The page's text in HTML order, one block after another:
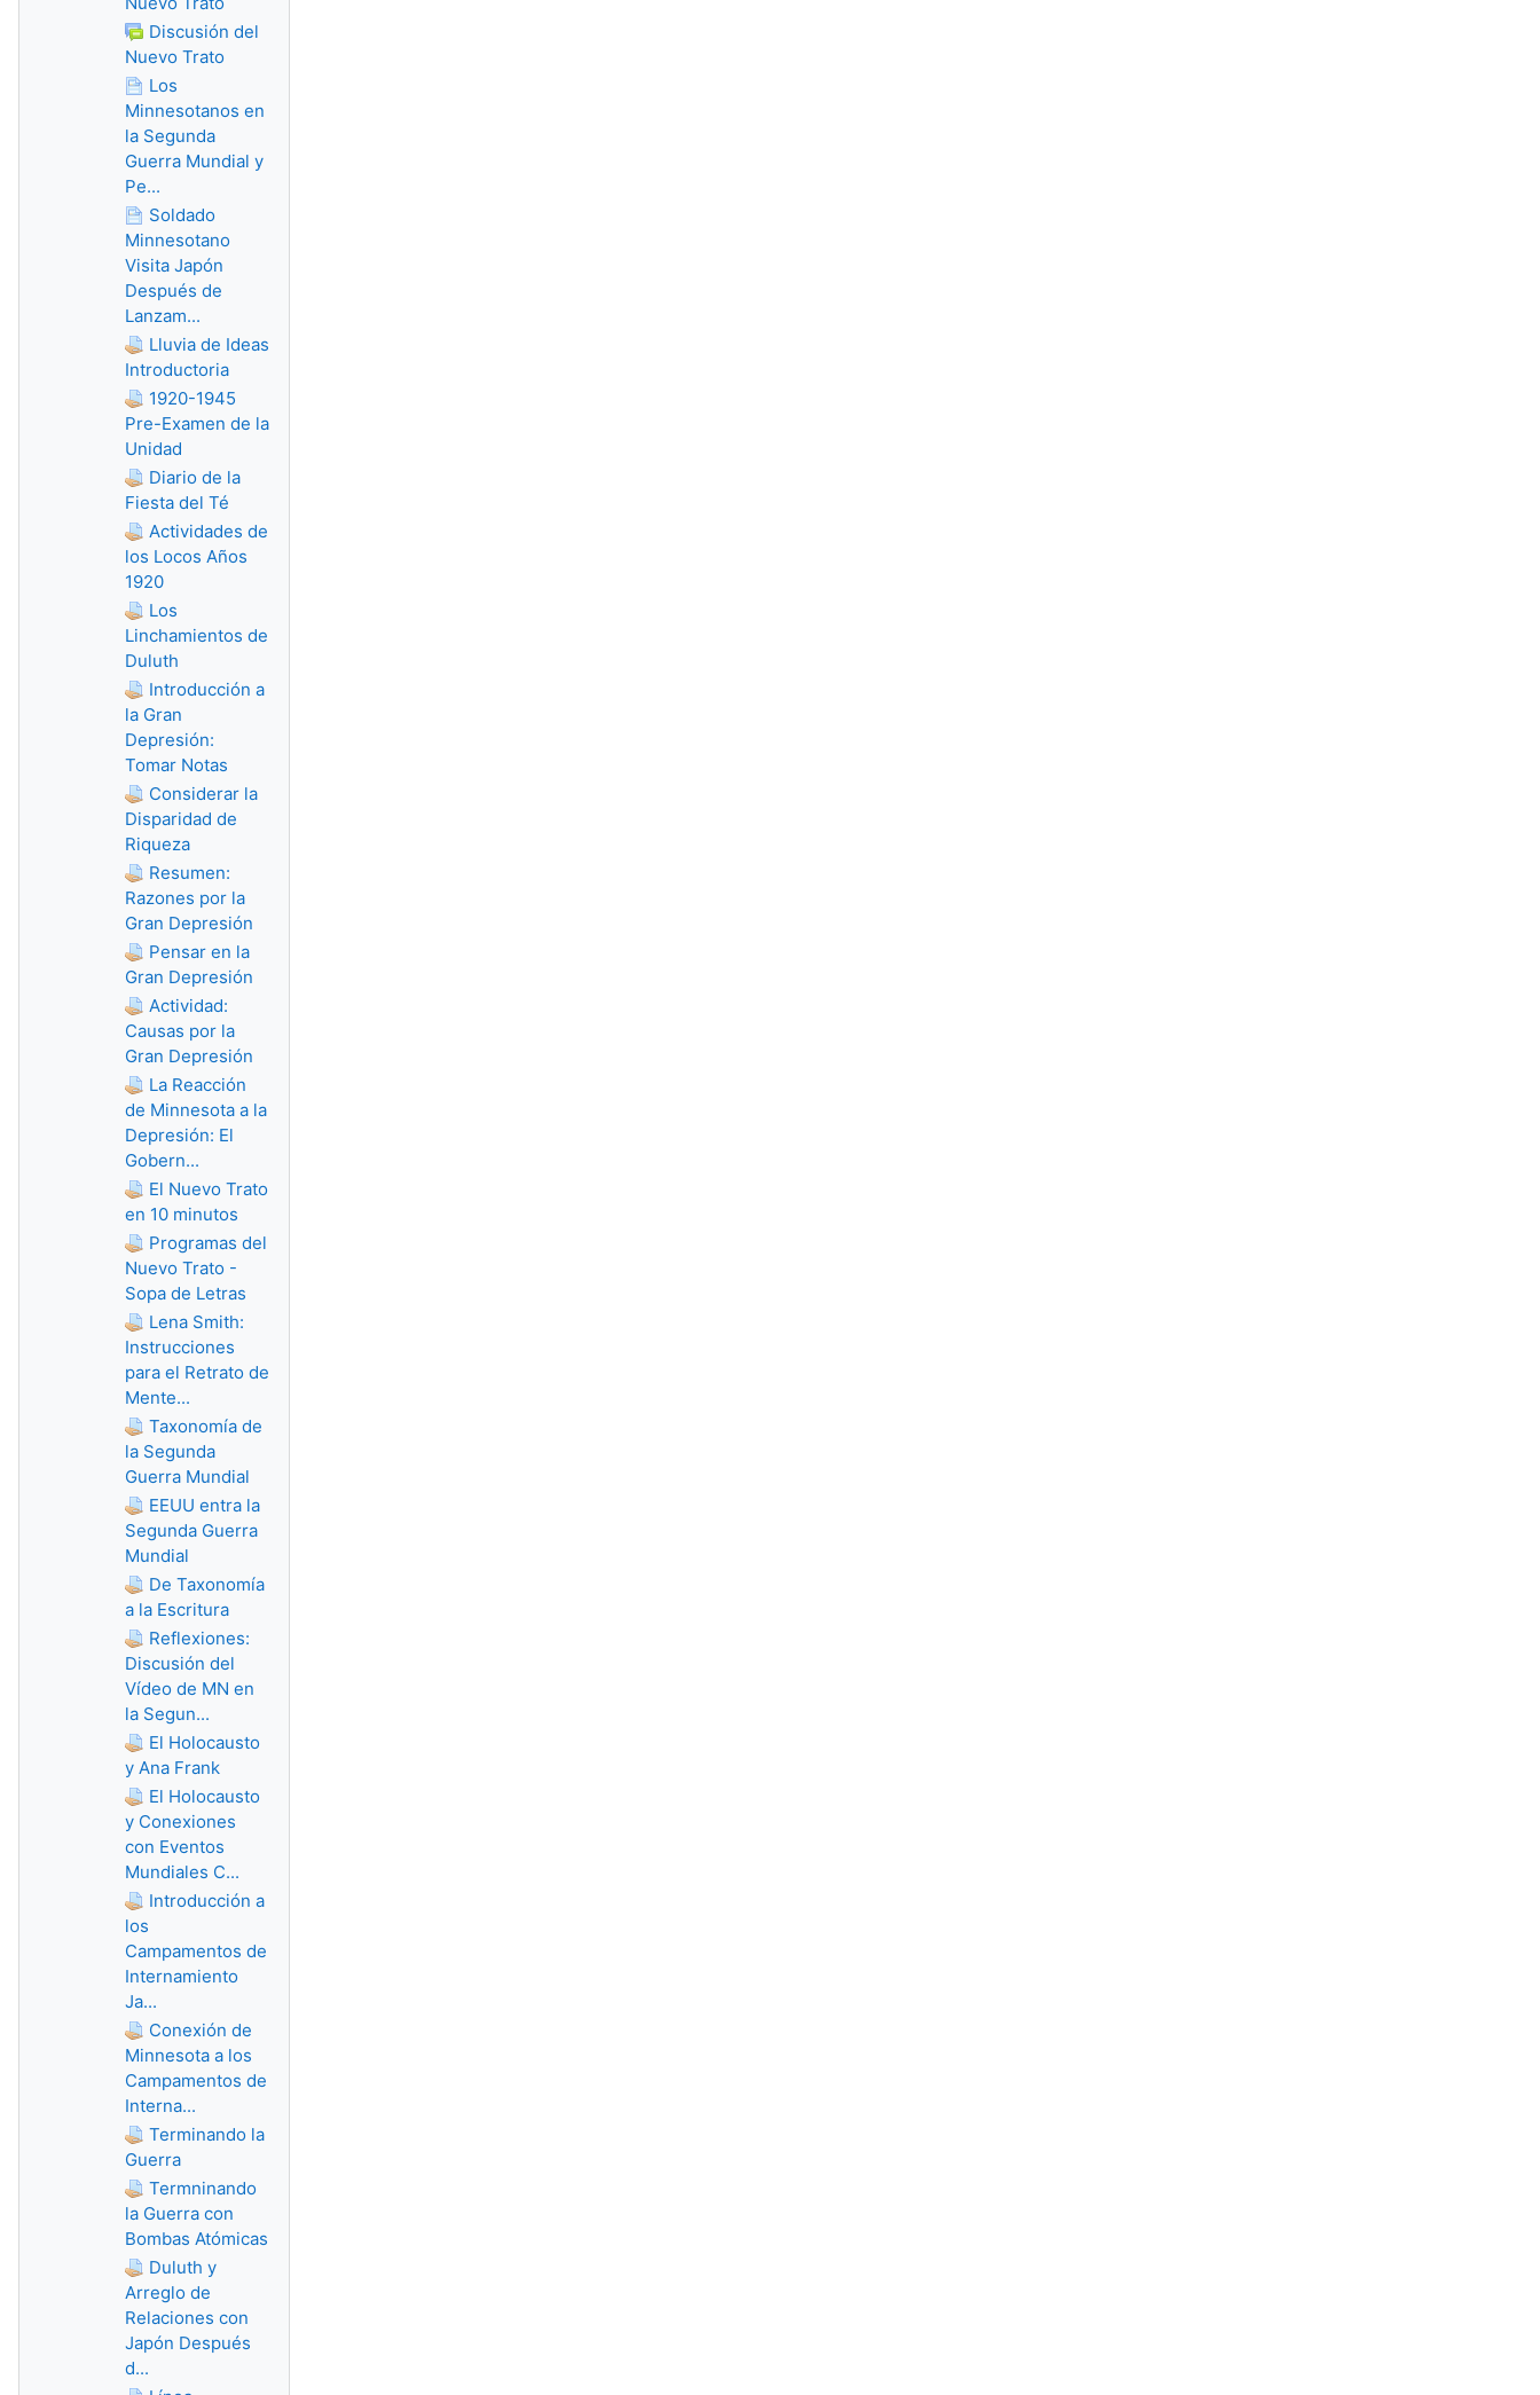
Discusión del
Nuevo Trato
Los
Minnesotanos en
la Segunda
Guerra Mundial y
Pe...
Soldado
Minnesotano
Visita Japón
Después de
Lanzam...
Lluvia de Ideas
Introductoria
1920-1945
Pre-Examen de la
Unidad
Diario de la
Fiesta del Té
Actividades de
los Locos Años
1920
Los
Linchamientos de
Duluth
Introducción a
la Gran
Depresión:
Tomar Notas
Considerar la
Disparidad de
Riqueza
Resumen:
Razones por la
Gran Depresión
Pensar en la
Gran Depresión
Actividad:
Causas por la
Gran Depresión
La Reacción
de Minnesota a la
Depresión: El
Gobern...
El Nuevo Trato
en 10 minutos
Programas del
Nuevo Trato -
Sopa de Letras
Lena Smith:
Instrucciones
para el Retrato de
Mente...
Taxonomía de
la Segunda
Guerra Mundial
EEUU entra la
Segunda Guerra
Mundial
De Taxonomía
a la Escritura
Reflexiones:
Discusión del
Vídeo de MN en
la Segun...
El Holocausto
y Ana Frank
El Holocausto
y Conexiones
con Eventos
Mundiales C...
Introducción a
los
Campamentos de
Internamiento
Ja...
Conexión de
Minnesota a los
Campamentos de
Interna...
Terminando la
Guerra
Termninando
la Guerra con
Bombas Atómicas
Duluth y
Arreglo de
Relaciones con
Japón Después
d...